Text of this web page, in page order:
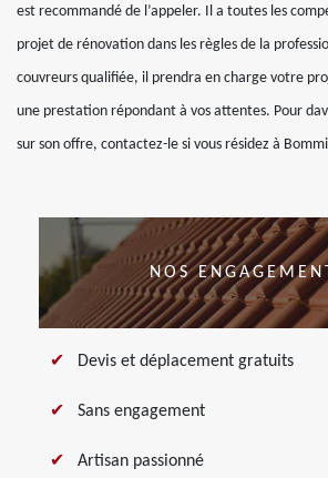
est recommandé de l’appeler. Il a toutes les
projet de rénovation dans les règles de la
couvreurs qualifiée, il prendra en charge votre
une prestation répondant à vos attentes. Pour
sur son offre, contactez-le si vous résidez à
NOS
Devis et déplacement gratuits
Sans engagement
Artisan passionné